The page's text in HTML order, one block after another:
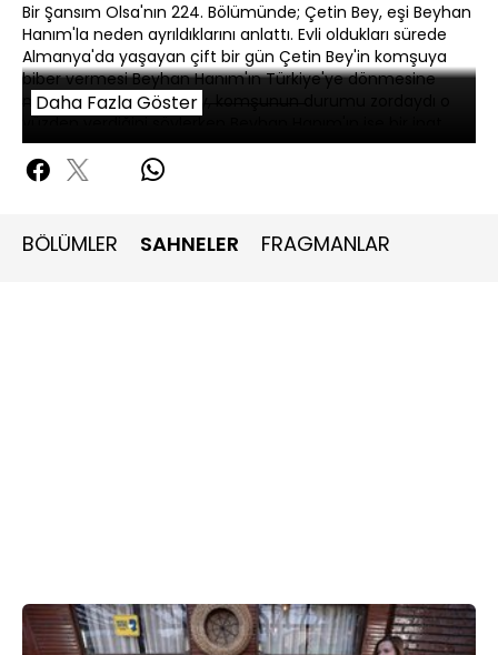
Bir Şansım Olsa'nın 224. Bölümünde; Çetin Bey, eşi Beyhan
Hanım'la neden ayrıldıklarını anlattı. Evli oldukları sürede
Almanya'da yaşayan çift bir gün Çetin Bey'in komşuya
biber vermesi Beyhan Hanım'ın Türkiye'ye dönmesine
neden olmuş. Çetin Bey, komşunun durumu zordaydı o
uğruna 40 yıl onu terk ettiğini anlattıı.
Daha Fazla Göster
BÖLÜMLER SAHNELER FRAGMANLAR